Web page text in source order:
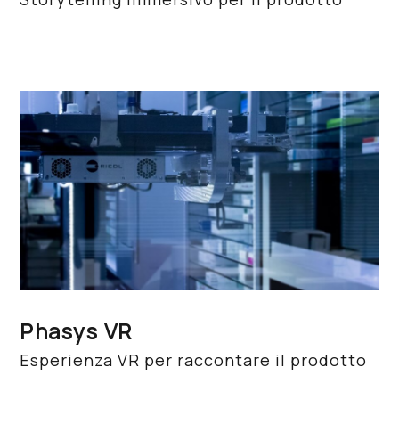
Phasys VR
Esperienza VR per raccontare il prodotto